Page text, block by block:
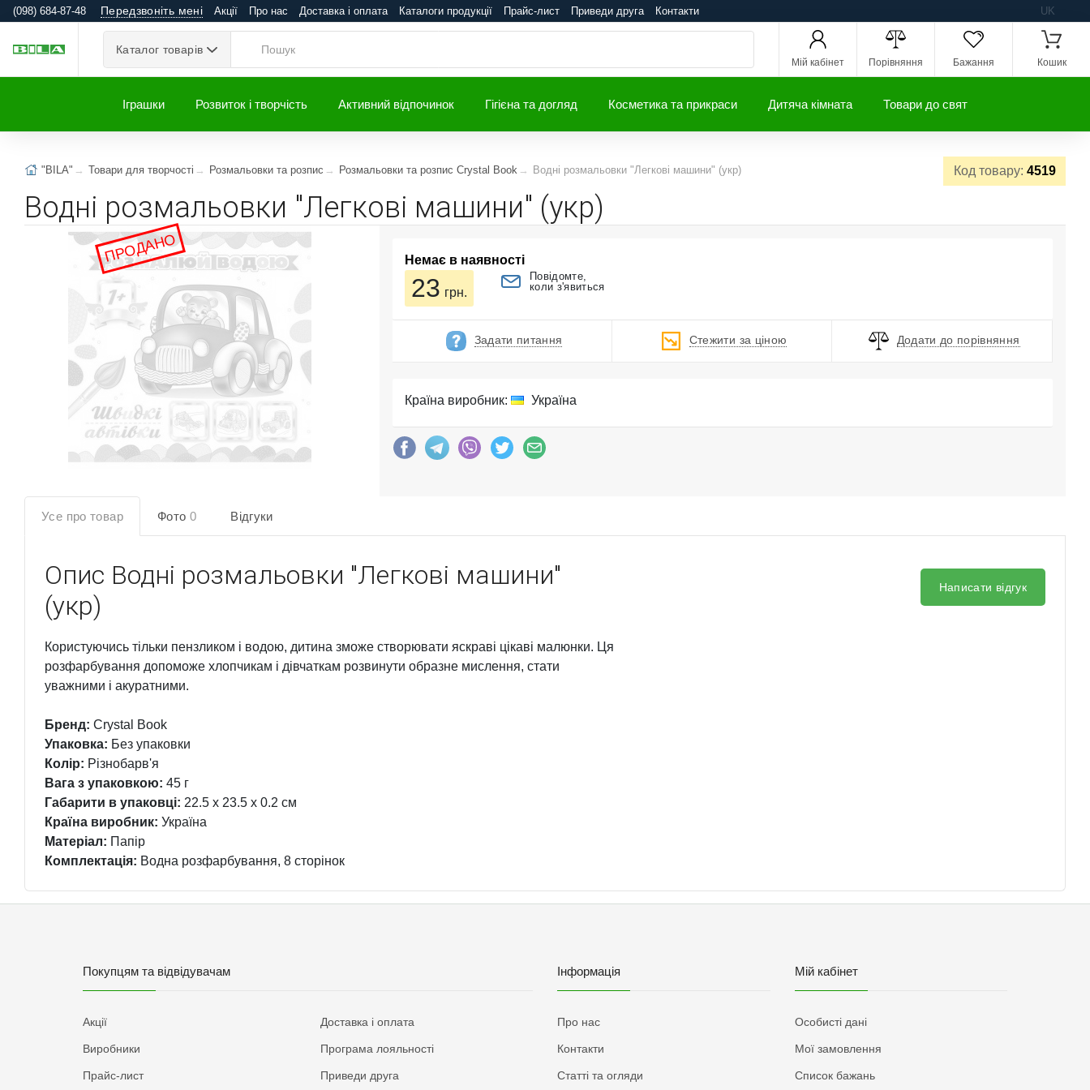
(098) 684-87-48 Передзвоніть мені Акції Про нас Доставка і оплата Каталоги продукції Прайс-лист Приведи друга Контакти UK
Каталог товарів
Мій кабінет Порівняння Бажання Кошик
Іграшки Розвиток і творчість Активний відпочинок Гігієна та догляд Косметика та прикраси Дитяча кімната Товари до свят
Код товару: 4519
"BILA" Товари для творчості Розмальовки та розпис Розмальовки та розпис Crystal Book Водні розмальовки "Легкові машини" (укр)
Водні розмальовки "Легкові машини" (укр)
ПРОДАНО Немає в наявності
23 грн.
Повідомте,
коли з'явиться
Задати питання Стежити за ціною Додати до порівняння
Країна виробник: Україна
Усе про товар Фото 0 Відгуки
Опис Водні розмальовки "Легкові машини"
(укр)
Користуючись тільки пензликом і водою, дитина зможе створювати яскраві цікаві малюнки. Ця
розфарбування допоможе хлопчикам і дівчаткам розвинути образне мислення, стати
уважними і акуратними.
Бренд: Crystal Book
Упаковка: Без упаковки
Колір: Різнобарв'я
Вага з упаковкою: 45 г
Габарити в упаковці: 22.5 x 23.5 x 0.2 см
Країна виробник: Україна
Матеріал: Папір
Комплектація: Водна розфарбування, 8 сторінок
Написати відгук
Покупцям та відвідувачам
Акції
Виробники
Прайс-лист
Доставка і оплата
Програма лояльності
Приведи друга
Інформація
Про нас
Контакти
Статті та огляди
Мій кабінет
Особисті дані
Мої замовлення
Список бажань